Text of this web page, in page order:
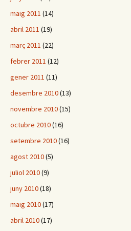
maig 2011 (14)
abril 2011 (19)
març 2011 (22)
febrer 2011 (12)
gener 2011 (11)
desembre 2010(13)
novembre 2010(15)
octubre 2010(16)
setembre 2010(16)
agost 2010(5)
juliol 2010(9)
juny 2010(18)
maig 2010(17)
abril 2010(17)